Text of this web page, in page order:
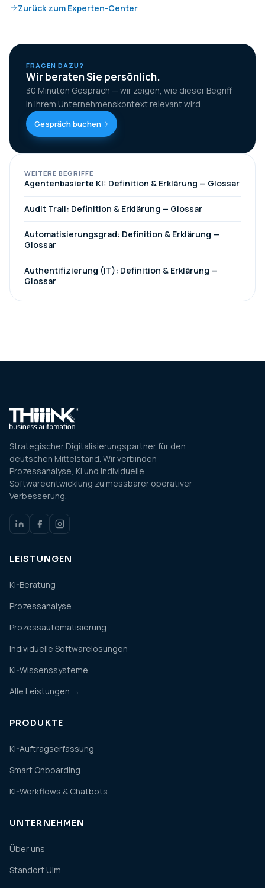
Zurück zum Experten-Center
FRAGEN DAZU?
Wir beraten Sie persönlich.
30 Minuten Gespräch — wir zeigen, wie dieser Begriff
in Ihrem Unternehmenskontext relevant wird.
Gespräch buchen
WEITERE BEGRIFFE
Agentenbasierte KI: Definition & Erklärung — Glossar
Audit Trail: Definition & Erklärung — Glossar
Automatisierungsgrad: Definition & Erklärung —
Glossar
Authentifizierung (IT): Definition & Erklärung —
Glossar
Strategischer Digitalisierungspartner für den
deutschen Mittelstand. Wir verbinden
Prozessanalyse, KI und individuelle
Softwareentwicklung zu messbarer operativer
Verbesserung.
LEISTUNGEN
KI-Beratung
Prozessanalyse
Prozessautomatisierung
Individuelle Softwarelösungen
KI-Wissenssysteme
Alle Leistungen →
PRODUKTE
KI-Auftragserfassung
Smart Onboarding
KI-Workflows & Chatbots
UNTERNEHMEN
Über uns
Standort Ulm